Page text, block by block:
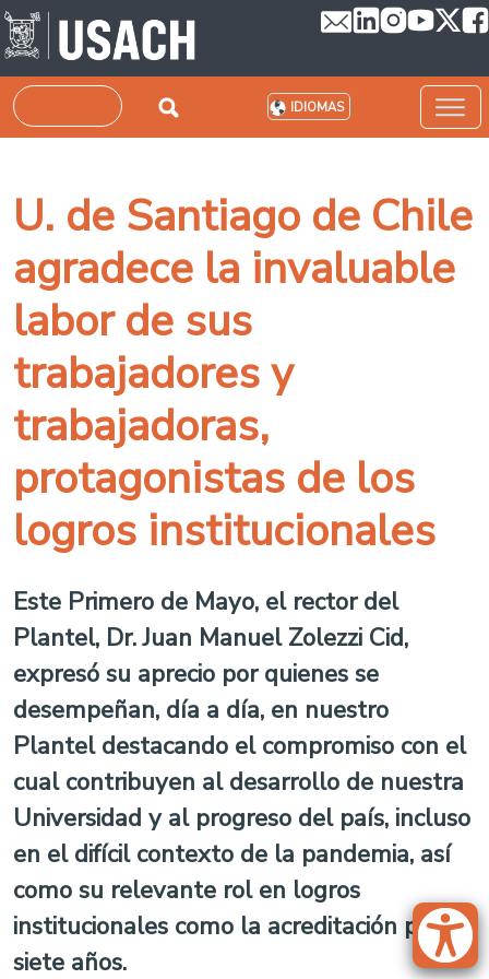
Pasar al contenido principal
Buscar IDIOMAS
U. de Santiago de Chile
agradece la invaluable
labor de sus
trabajadores y
trabajadoras,
protagonistas de los
logros institucionales
Este Primero de Mayo, el rector del
Plantel, Dr. Juan Manuel Zolezzi Cid,
expresó su aprecio por quienes se
desempeñan, día a día, en nuestro
Plantel destacando el compromiso con el
cual contribuyen al desarrollo de nuestra
Universidad y al progreso del país, incluso
en el difícil contexto de la pandemia, así
como su relevante rol en logros
institucionales como la acreditación por
siete años.